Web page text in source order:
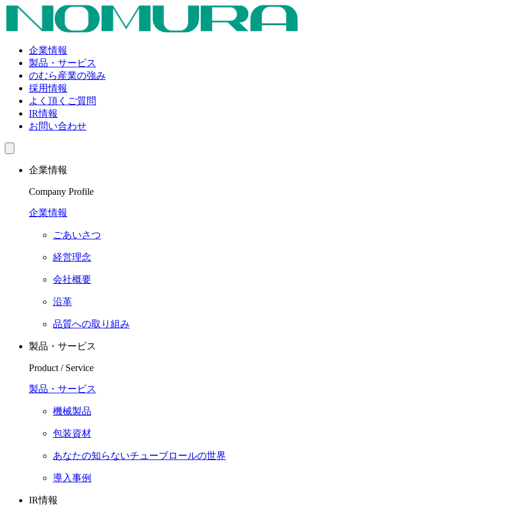
企業情報
製品・サービス
のむら産業の強み
採用情報
よく頂くご質問
IR情報
お問い合わせ
企業情報
Company Profile
企業情報
ごあいさつ
経営理念
会社概要
沿革
品質への取り組み
製品・サービス
Product / Service
製品・サービス
機械製品
包装資材
あなたの知らないチューブロールの世界
導入事例
IR情報